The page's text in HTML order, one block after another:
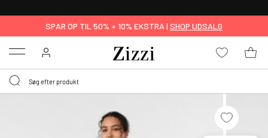
SPAR OP TIL 50% + 10% EKSTRA | SHOP UDSALG
Menu